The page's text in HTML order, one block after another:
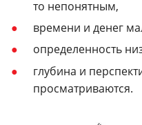
то непонятным,
времени и денег
определенность
глубина и
просматриваются.